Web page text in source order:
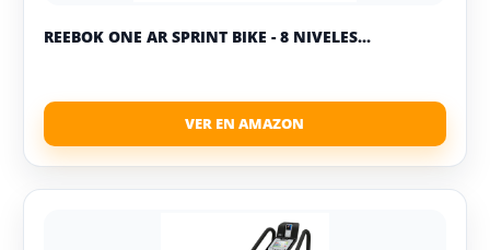
REEBOK ONE AR SPRINT BIKE - 8 NIVELES...